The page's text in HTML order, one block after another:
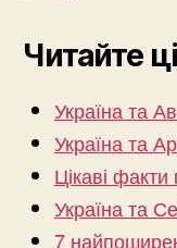
Читайте
Україна та
Україна та
Цікаві
Україна та
7